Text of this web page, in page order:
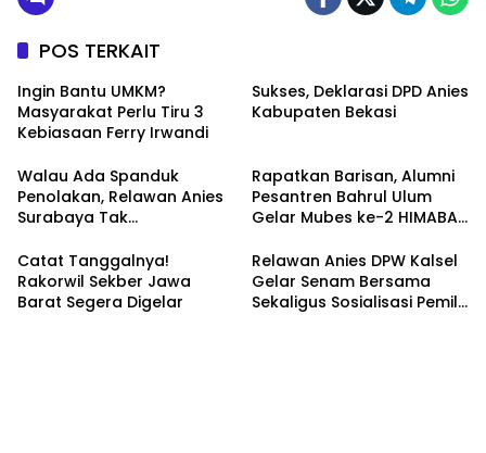
POS TERKAIT
Ingin Bantu UMKM?
Masyarakat Perlu Tiru 3
Kebiasaan Ferry Irwandi
Sukses, Deklarasi DPD Anies
Kabupaten Bekasi
Walau Ada Spanduk
Penolakan, Relawan Anies
Surabaya Tak
Rapatkan Barisan, Alumni
Pesantren Bahrul Ulum
Gelar Mubes ke-2 HIMABAS
Semarang
Catat Tanggalnya!
Rakorwil Sekber Jawa
Barat Segera Digelar
Relawan Anies DPW Kalsel
Gelar Senam Bersama
Sekaligus Sosialisasi Pemilu